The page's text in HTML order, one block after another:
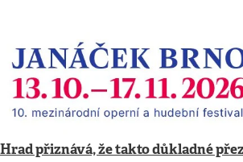
Hrad přiznává, že takto důkladné